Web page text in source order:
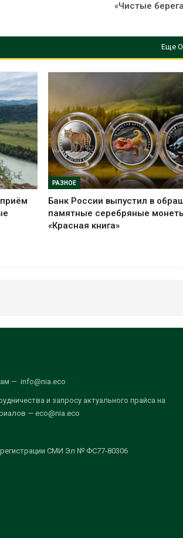
«Чистые
Еще
РАЗНОЕ
Банк России выпустил в
памятные серебряные
«Красная книга»
— info@nia.eco
и запросу актуального прайса на
— eco@nia.eco
СМИ Эл № ФС77-80306